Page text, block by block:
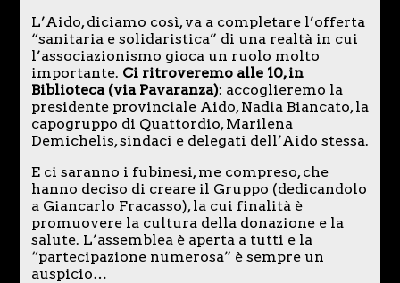
L’Aido, diciamo così, va a completare l’offerta
“sanitaria e solidaristica” di una realtà in cui
l’associazionismo gioca un ruolo molto
importante. Ci ritroveremo alle 10, in
Biblioteca (via Pavaranza): accoglieremo la
presidente provinciale Aido, Nadia Biancato, la
capogruppo di Quattordio, Marilena
Demichelis, sindaci e delegati dell’Aido stessa.
E ci saranno i fubinesi, me compreso, che
hanno deciso di creare il Gruppo (dedicandolo
a Giancarlo Fracasso), la cui finalità è
promuovere la cultura della donazione e la
salute. L’assemblea è aperta a tutti e la
“partecipazione numerosa” è sempre un
auspicio…